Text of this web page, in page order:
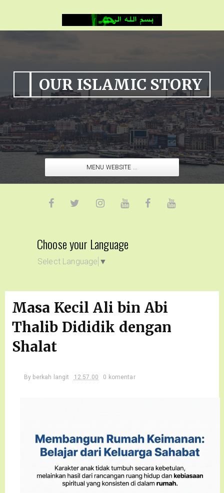
OUR ISLAMIC STORY
MENU WEBSITE ...
Choose your Language
Select Language ▼
Masa Kecil Ali bin Abi
Thalib Dididik dengan
Shalat
By berkah langit 12.57.00 0 komentar